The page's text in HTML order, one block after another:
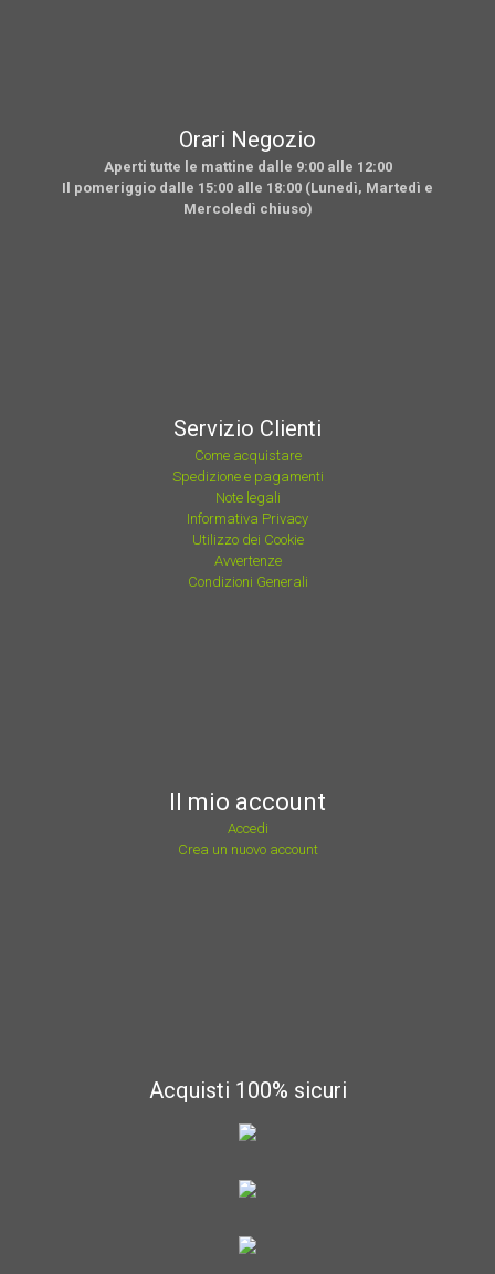
Orari Negozio
Aperti tutte le mattine dalle 9:00 alle 12:00
Il pomeriggio dalle 15:00 alle 18:00 (Lunedì, Martedì e
Mercoledì chiuso)
Servizio Clienti
Come acquistare
Spedizione e pagamenti
Note legali
Informativa Privacy
Utilizzo dei Cookie
Avvertenze
Condizioni Generali
Il mio account
Accedi
Crea un nuovo account
Acquisti 100% sicuri